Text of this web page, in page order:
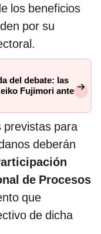
los beneficios
por su
del debate: las
Fujimori ante
previstas para
deberán
de Procesos
que
de dicha